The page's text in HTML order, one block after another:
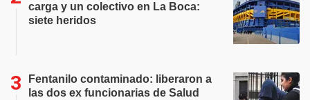
carga y un colectivo en La Boca:
siete heridos
Fentanilo contaminado: liberaron a
las dos ex funcionarias de Salud